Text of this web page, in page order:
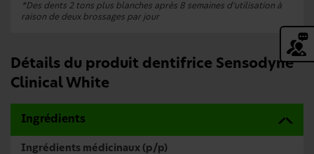
*Des dents 2 tons plus blanches après 8 semaines d’utilisation à
raison de deux brossages par jour
Détails du produit dentifrice Sensodyne
Clinical White
Ingrédients
Ingrédients médicinaux (p/p)